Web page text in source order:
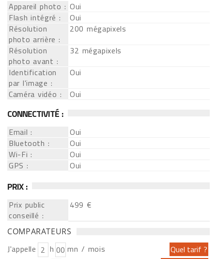
Appareil photo : Oui
Flash intégré :
Oui
Résolution
photo arrière :
200 mégapixels
Résolution
photo avant :
32 mégapixels
Identification
par l'image :
Oui
Caméra vidéo :
Oui
CONNECTIVITÉ :
Email :
Oui
Bluetooth :
Oui
Wi-Fi :
Oui
GPS :
Oui
PRIX :
Prix public
conseillé :
499 €
COMPARATEURS
J'appelle h
mn / mois